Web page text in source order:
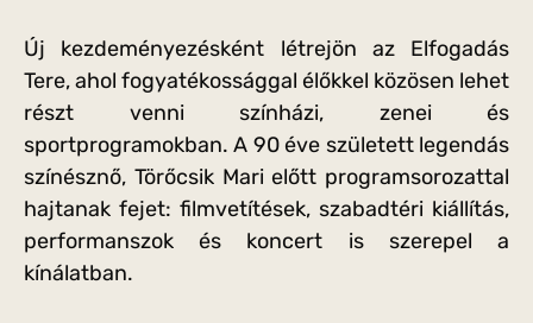
Új kezdeményezésként létrejön az Elfogadás
Tere, ahol fogyatékossággal élőkkel közösen lehet
részt venni színházi, zenei és
sportprogramokban. A 90 éve született legendás
színésznő, Törőcsik Mari előtt programsorozattal
hajtanak fejet: filmvetítések, szabadtéri kiállítás,
performanszok és koncert is szerepel a
kínálatban.